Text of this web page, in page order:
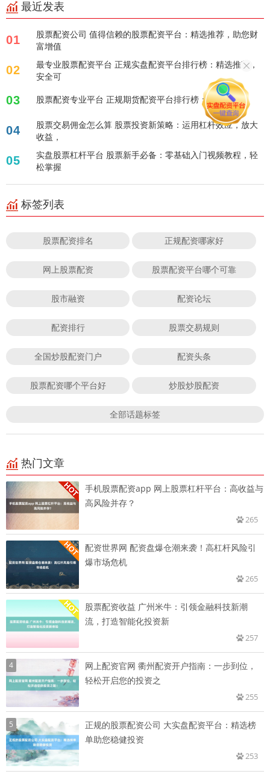
最近发表
01
股票配资公司 值得信赖的股票配资平台：精选推荐，助您财
富增值
02
最专业股票配资平台 正规实盘配资平台排行榜：精选推荐，
安全可
03 股票配资专业平台 正规期货配资平台排行榜：精选TOP
04
股票交易佣金怎么算 股票投资新策略：运用杠杆效应，放大
收益，
05
实盘股票杠杆平台 股票新手必备：零基础入门视频教程，轻
松掌握
标签列表
股票配资排名 正规配资哪家好
网上股票配资 股票配资平台哪个可靠
股市融资 配资论坛
配资排行 股票交易规则
全国炒股配资门户 配资头条
股票配资哪个平台好 炒股炒股配资
全部话题标签
热门文章
手机股票配资app 网上股票杠杆平台：高收益与
高风险并存？
265
配资世界网 配资盘爆仓潮来袭！高杠杆风险引
爆市场危机
265
股票配资收益 广州米牛：引领金融科技新潮
流，打造智能化投资新
257
4
网上配资官网 衢州配资开户指南：一步到位，
轻松开启您的投资之
255
5
正规的股票配资公司 大实盘配资平台：精选榜
单助您稳健投资
253